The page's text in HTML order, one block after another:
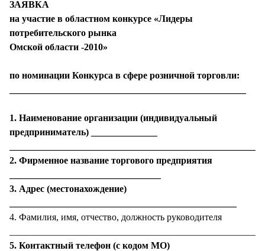
ЗАЯВКА
на участие в областном конкурсе «Лидеры
потребительского рынка
Омской области -2010»
по номинации Конкурса в сфере розничной торговли:
1. Наименование организации (индивидуальный
предприниматель) ______________
2. Фирменное название торгового предприятия
3. Адрес (местонахождение)
4. Фамилия, имя, отчество, должность руководителя
5. Контактный телефон (с кодом МО)